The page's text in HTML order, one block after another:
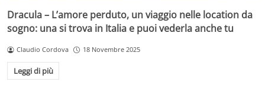
Dracula – L’amore perduto, un viaggio nelle location da
sogno: una si trova in Italia e puoi vederla anche tu
Claudio Cordova 18 Novembre 2025
Leggi di più